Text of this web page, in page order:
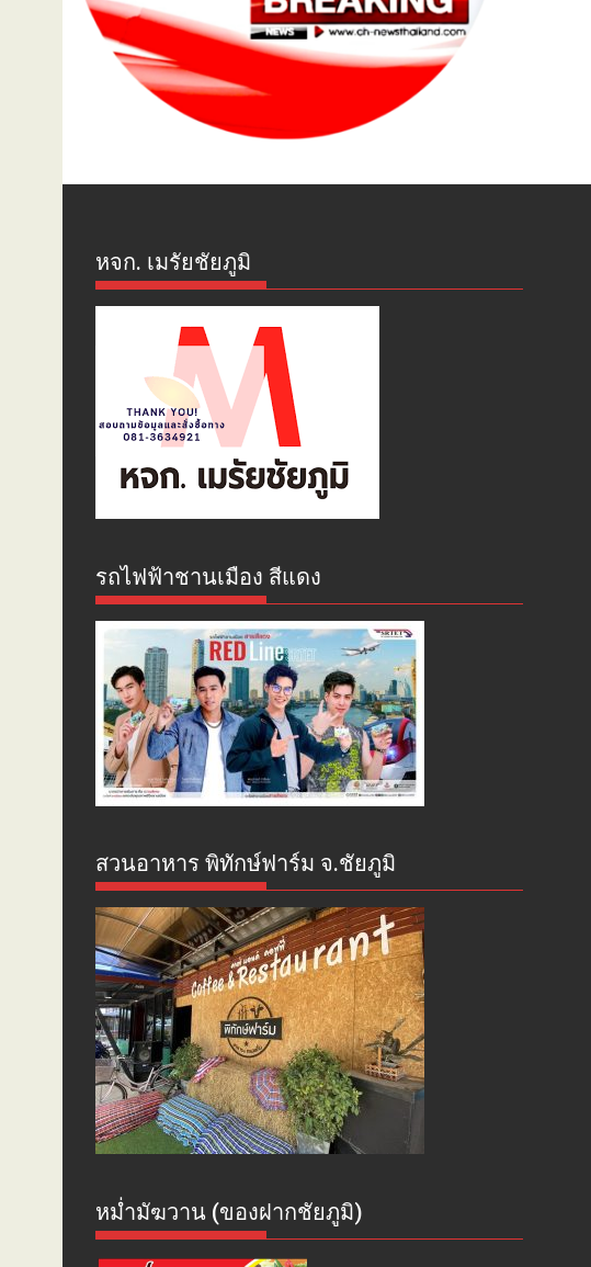
หจก. เมรัยชัยภูมิ
รถไฟฟ้าชานเมือง สีแดง
สวนอาหาร พิทักษ์ฟาร์ม จ.ชัยภูมิ
หม่ำมัฆวาน (ของฝากชัยภูมิ)